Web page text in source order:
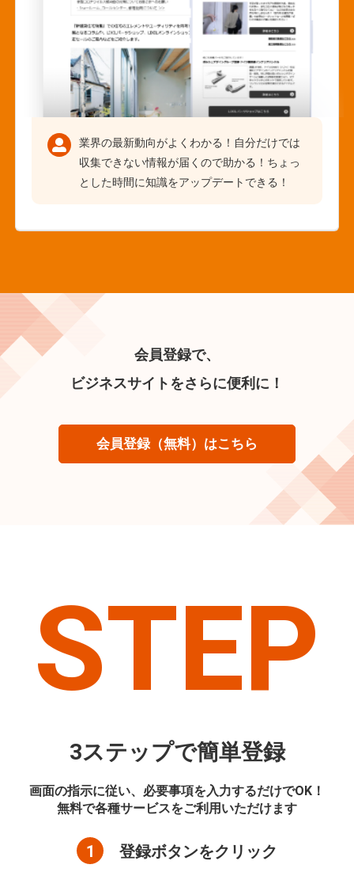
業界の最新動向がよくわかる！自分だけでは
収集できない情報が届くので助かる！ちょっ
とした時間に知識をアップデートできる！
会員登録で、
ビジネスサイトをさらに便利に！
会員登録（無料）はこちら
STEP
3ステップで簡単登録
画面の指示に従い、必要事項を入力するだけでOK！
無料で各種サービスをご利用いただけます
1 登録ボタンをクリック